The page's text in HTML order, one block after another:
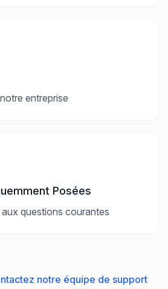
entreprise
Posées
questions courantes
notre équipe de support